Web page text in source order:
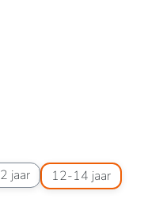
jaar10-12 jaar12-14 jaar
Maatoptie: 12-14 jaar